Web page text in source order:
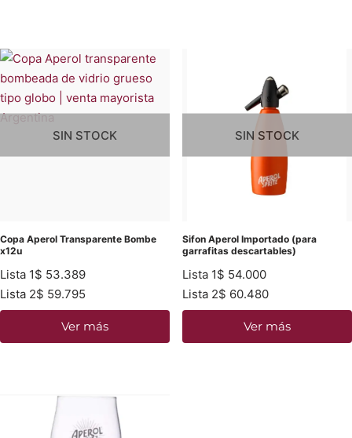
SIN STOCK
Copa Aperol Transparente Bombe
x12u
Lista 1$ 53.389
Lista 2$ 59.795
Ver más
SIN STOCK
Sifon Aperol Importado (para
garrafitas descartables)
Lista 1$ 54.000
Lista 2$ 60.480
Ver más